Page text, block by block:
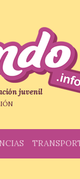
juvenil